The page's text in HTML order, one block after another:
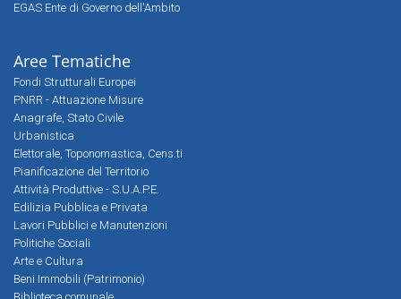
EGAS Ente di Governo dell'Ambito
Aree Tematiche
Fondi Strutturali Europei
PNRR - Attuazione Misure
Anagrafe, Stato Civile
Urbanistica
Elettorale, Toponomastica, Cens.ti
Pianificazione del Territorio
Attività Produttive - S.U.A.P.E.
Edilizia Pubblica e Privata
Lavori Pubblici e Manutenzioni
Politiche Sociali
Arte e Cultura
Beni Immobili (Patrimonio)